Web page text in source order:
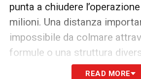
punta a chiudere
milioni. Una distanza
impossibile da colmare
formule o una struttura
READ MORE